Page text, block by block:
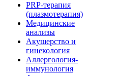
PRP-терапия
(плазмотерапия)
Медицинские
анализы
Акушерство и
гинекология
Аллергология-
иммунология